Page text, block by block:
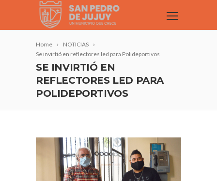
Home
NOTICIAS
Se invirtió en reflectores led para Polideportivos
SE INVIRTIÓ EN
REFLECTORES LED PARA
POLIDEPORTIVOS